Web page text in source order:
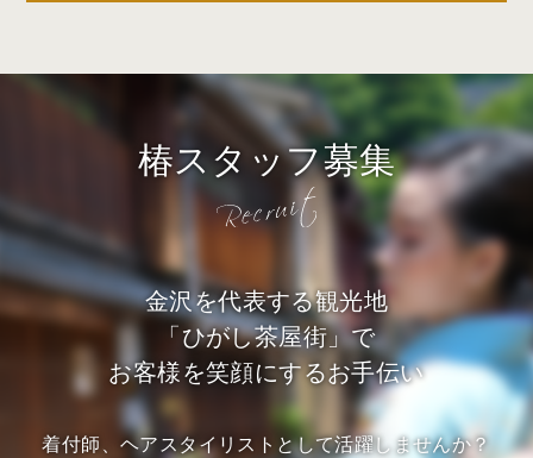
椿スタッフ募集
金沢を代表する観光地
「ひがし茶屋街」で
お客様を笑顔にするお手伝い
着付師、ヘアスタイリストとして活躍しませんか？